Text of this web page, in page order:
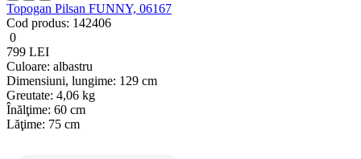
Topogan Pilsan FUNNY, 06167
Cod produs: 142406
0
799 LEI
Culoare: albastru
Dimensiuni, lungime: 129 cm
Greutate: 4,06 kg
Înălţime: 60 cm
Lăţime: 75 cm